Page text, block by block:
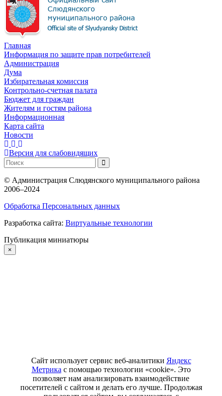
Главная
Информация по защите прав потребителей
Администрация
Дума
Избирательная комиссия
Контрольно-счетная палата
Бюджет для граждан
Жителям и гостям района
Информационная
Карта сайта
Новости
Версия для слабовидящих
© Администрация Слюдянского муниципального района
2006–2024
Обработка Персональных данных
Разработка сайта: Виртуальные технологии
Публикация миниатюры
×
Сайт использует сервис веб-аналитики Яндекс
Метрика с помощью технологии «cookie». Это
позволяет нам анализировать взаимодействие
посетителей с сайтом и делать его лучше. Продолжая